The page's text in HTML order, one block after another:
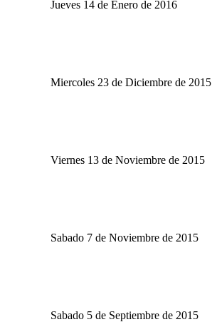
Jueves 14 de Enero de 2016
Miercoles 23 de Diciembre de 2015
Viernes 13 de Noviembre de 2015
Sabado 7 de Noviembre de 2015
Sabado 5 de Septiembre de 2015